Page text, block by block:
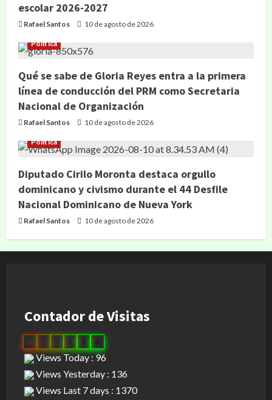
escolar 2026-2027
Rafael Santos 10 de agosto de 2026
Política
Qué se sabe de Gloria Reyes entra a la primera
línea de conducción del PRM como Secretaria
Nacional de Organización
Rafael Santos 10 de agosto de 2026
Política
Diputado Cirilo Moronta destaca orgullo
dominicano y civismo durante el 44 Desfile
Nacional Dominicano de Nueva York
Rafael Santos 10 de agosto de 2026
Contador de Visitas
0 3 1 4 4
Views Today : 96
Views Yesterday : 136
Views Last 7 days : 1370